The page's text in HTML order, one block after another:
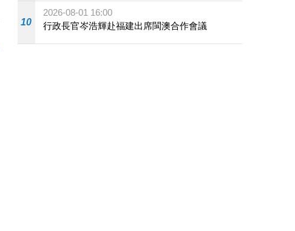
10
2026-08-01 16:00
行政長官岑浩輝赴福建出席閩澳合作會議